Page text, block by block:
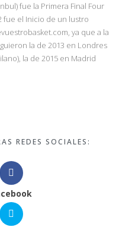
fue la Primera Final Four
fue el Inicio de un lustro
ya que a la
la de 2013 en Londres
la de 2015 en Madrid
REDES SOCIALES: